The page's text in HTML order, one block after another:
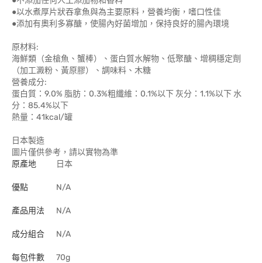
●以水煮厚片狀吞拿魚與為主要原料，營養均衡，嗜口性佳
●添加有奧利多寡醣，使腸內好菌增加，保持良好的腸內環境
原材料:
海鮮類（金槍魚、蟹棒）、蛋白質水解物、低聚醣、增稠穩定劑
（加工澱粉、黃原膠）、調味料、木糖
營養成分:
蛋白質：9.0% 脂肪：0.3%粗纖維：0.1%以下 灰分：1.1%以下 水
分：85.4%以下
熱量：41kcal/罐
日本製造
圖片僅供參考，請以實物為準
原產地
日本
優點 N/A
產品用法 N/A
成分組合 N/A
每包件數 70g